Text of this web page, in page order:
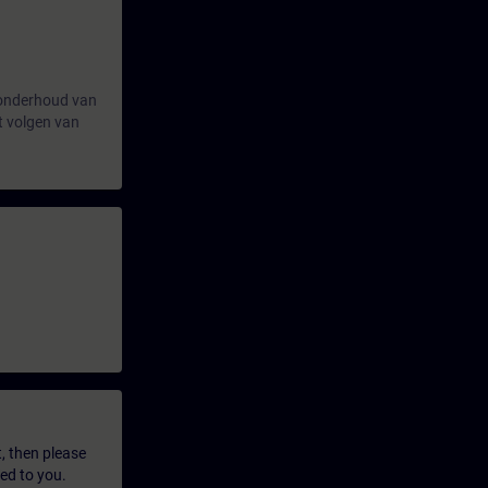
van
volgen van
then please
to you.